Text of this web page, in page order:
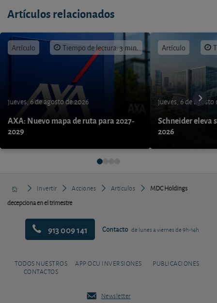
Artículos relacionados
Artículo Tiempo de lectura: 3 min.
jueves, 6 de agosto de 2026
AXA: Nuevo mapa de ruta para 2027-
2029
Artículo
jueves, 6 de agosto
Schneider eleva
2026
Invertir Acciones Artículos
MDC Holdings
decepciona en el trimestre
913 009 141 Contacto de lunes a viernes de 9h-14h
TODOS NUESTROS
CONTACTOS
APP OCU INVERSIONES PUBLICACIONES
Newsletter